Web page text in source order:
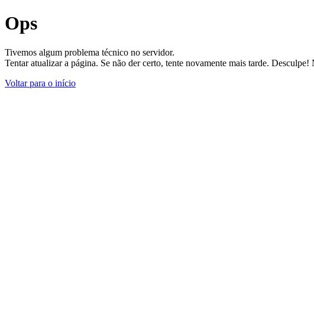
Ops
Tivemos algum problema técnico no servidor.
Tentar atualizar a página. Se não der certo, tente novamente mais tarde.
Voltar para o início